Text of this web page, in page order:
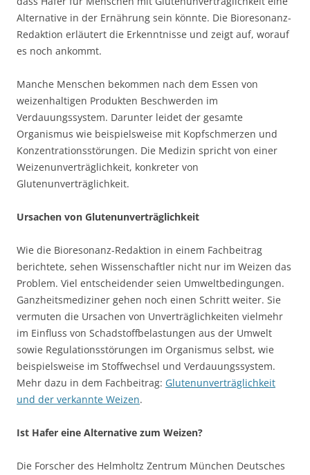
Alternative in der Ernährung sein könnte. Die Bioresonanz-
Redaktion erläutert die Erkenntnisse und zeigt auf, worauf
es noch ankommt.
Manche Menschen bekommen nach dem Essen von
weizenhaltigen Produkten Beschwerden im
Verdauungssystem. Darunter leidet der gesamte
Organismus wie beispielsweise mit Kopfschmerzen und
Konzentrationsstörungen. Die Medizin spricht von einer
Weizenunverträglichkeit, konkreter von
Glutenunverträglichkeit.
Ursachen von Glutenunverträglichkeit
Wie die Bioresonanz-Redaktion in einem Fachbeitrag
berichtete, sehen Wissenschaftler nicht nur im Weizen das
Problem. Viel entscheidender seien Umweltbedingungen.
Ganzheitsmediziner gehen noch einen Schritt weiter. Sie
vermuten die Ursachen von Unverträglichkeiten vielmehr
im Einfluss von Schadstoffbelastungen aus der Umwelt
sowie Regulationsstörungen im Organismus selbst, wie
beispielsweise im Stoffwechsel und Verdauungssystem.
Mehr dazu in dem Fachbeitrag: Glutenunverträglichkeit
und der verkannte Weizen.
Ist Hafer eine Alternative zum Weizen?
Die Forscher des Helmholtz Zentrum München Deutsches